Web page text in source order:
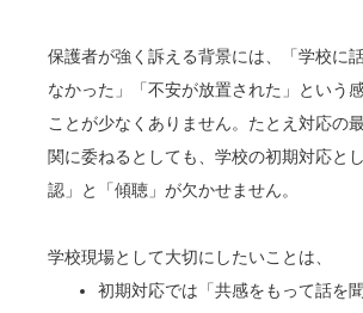
保護者が強く訴える背景には、「学校に
なかった」「不安が放置された」という
ことが少なくありません。たとえ対応の
関に委ねるとしても、学校の初期対応と
認」と「傾聴」が欠かせません。
学校現場として大切にしたいことは、
初期対応では「共感をもって話を聞